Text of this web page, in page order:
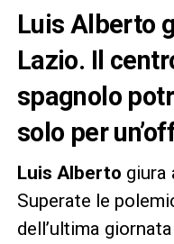
Luis Alberto
Lazio. Il
spagnolo
solo per
Luis Alberto giura
Superate le
dell’ultima